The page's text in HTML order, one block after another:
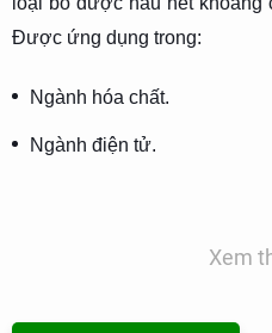
Được ứng dụng trong:
Ngành hóa chất.
Ngành điện tử.
Hiện nay, nhu cầu lắp đặt hệ
Xem